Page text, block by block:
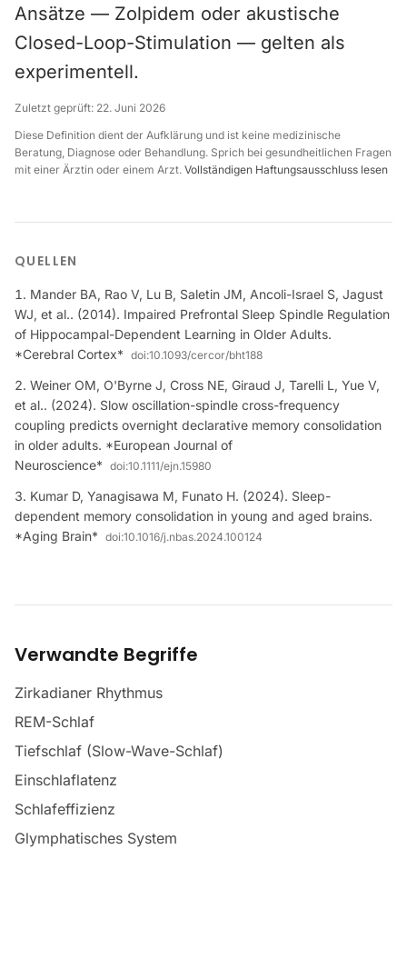
Ansätze — Zolpidem oder akustische
Closed-Loop-Stimulation — gelten als
experimentell.
Zuletzt geprüft: 22. Juni 2026
Diese Definition dient der Aufklärung und ist keine medizinische
Beratung, Diagnose oder Behandlung. Sprich bei gesundheitlichen Fragen
mit einer Ärztin oder einem Arzt. Vollständigen Haftungsausschluss lesen
QUELLEN
Mander BA, Rao V, Lu B, Saletin JM, Ancoli-Israel S, Jagust
WJ, et al.. (2014). Impaired Prefrontal Sleep Spindle Regulation
of Hippocampal-Dependent Learning in Older Adults.
*Cerebral Cortex* doi:10.1093/cercor/bht188
Weiner OM, O'Byrne J, Cross NE, Giraud J, Tarelli L, Yue V,
et al.. (2024). Slow oscillation-spindle cross-frequency
coupling predicts overnight declarative memory consolidation
in older adults. *European Journal of
Neuroscience* doi:10.1111/ejn.15980
Kumar D, Yanagisawa M, Funato H. (2024). Sleep-
dependent memory consolidation in young and aged brains.
*Aging Brain* doi:10.1016/j.nbas.2024.100124
Verwandte Begriffe
Zirkadianer Rhythmus
REM-Schlaf
Tiefschlaf (Slow-Wave-Schlaf)
Einschlaflatenz
Schlafeffizienz
Glymphatisches System